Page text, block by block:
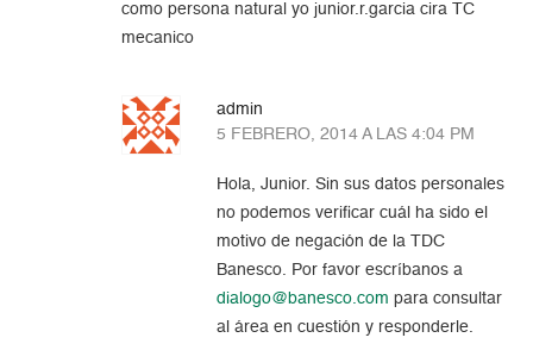
como persona natural yo junior.r.garcia cira TC
mecanico
admin
5 FEBRERO, 2014 A LAS 4:04 PM
Hola, Junior. Sin sus datos personales
no podemos verificar cuál ha sido el
motivo de negación de la TDC
Banesco. Por favor escríbanos a
dialogo@banesco.com para consultar
al área en cuestión y responderle.